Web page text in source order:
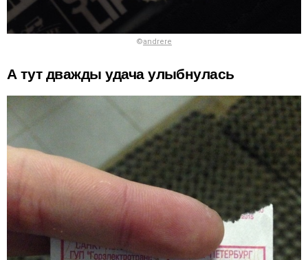
©andrere
А тут дважды удача улыбнулась